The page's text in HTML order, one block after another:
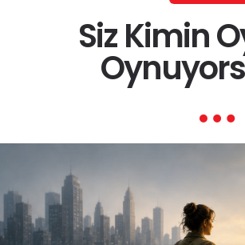
Siz Kimin